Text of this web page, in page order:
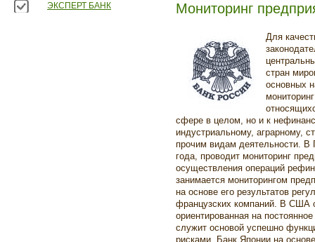
ЭКСПЕРТ БАНК Мониторинг
Для
стран
основных
сфере в целом, но и к
индустриальному, аграрному,
прочим видам деятельности. В
года, проводит мониторинг
осуществления операций
занимается мониторингом
на основе его результатов
французских компаний. В США
ориентированная на
служит основой успешно
рисками. Банк Японии на